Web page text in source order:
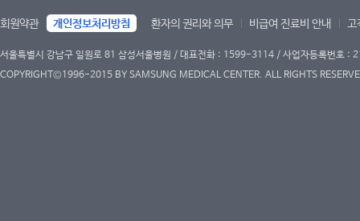
회원약관 개인정보처리방침 환자의 권리와 의무 비급여 진료비 안내 고
서울특별시 강남구 일원로 81 삼성서울병원 / 대표전화 : 1599-3114 / 사업자등록번호
COPYRIGHT©1996-2015 BY SAMSUNG MEDICAL CENTER. ALL RIGHTS